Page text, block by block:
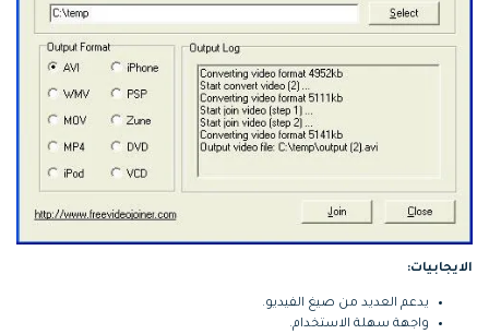
الايجابيات:
يدعم العديد من صيغ الفيديو.
واجهة سهلة الاستخدام.